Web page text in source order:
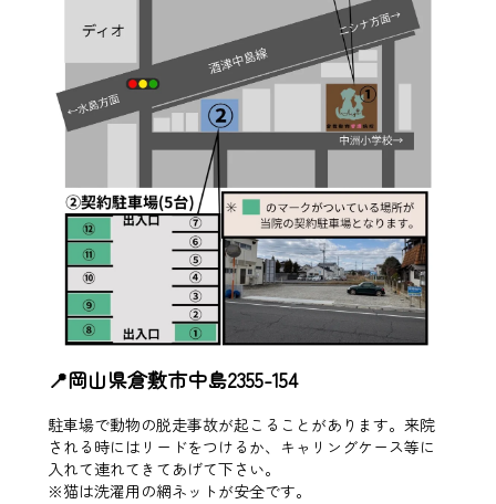
📍岡山県倉敷市中島2355-154
駐車場で動物の脱走事故が起こることがあります。来院
される時にはリードをつけるか、キャリングケース等に
入れて連れてきてあげて下さい。
※猫は洗濯用の網ネットが安全です。